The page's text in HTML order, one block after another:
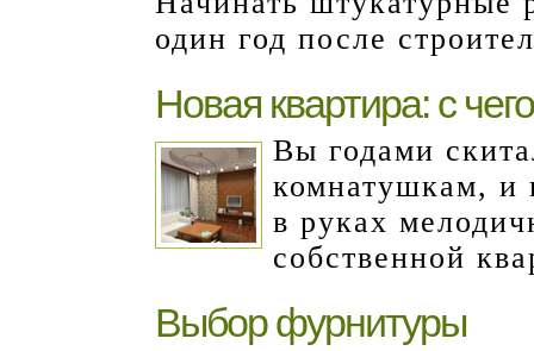
один год после
Новая квартира: с
Вы годами
комнатушкам, и
в руках
собственной
Выбор фурнитуры